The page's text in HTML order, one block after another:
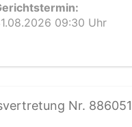
09:30 Uhr
Nr. 886051